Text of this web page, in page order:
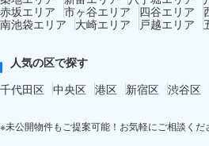
赤坂エリア 市ヶ谷エリア 四谷エリア
南池袋エリア
大崎エリア 戸越エリア
人気の区で探す
千代田区 中央区 港区 新宿区 渋谷区
※未公開物件もご提案可能！お気軽にご相談く